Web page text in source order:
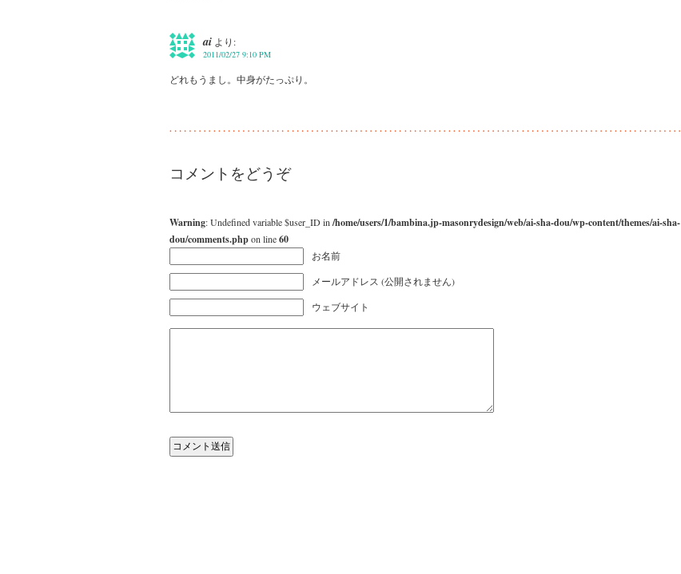
ai より:
2011/02/27 9:10 PM
どれもうまし。中身がたっぷり。
コメントをどうぞ
Warning: Undefined variable $user_ID in /home/users/1/bambina.jp-masonrydesign/web/ai-sha-dou/wp-content/themes/ai-sha-
dou/comments.phpon line60
お名前
メールアドレス (公開されません)
ウェブサイト